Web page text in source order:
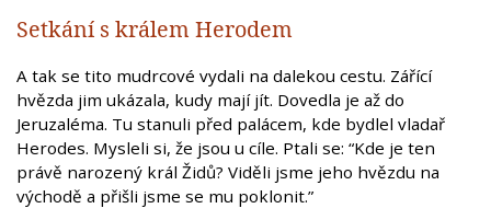
Setkání s králem Herodem
A tak se tito mudrcové vydali na dalekou cestu. Zářící
hvězda jim ukázala, kudy mají jít. Dovedla je až do
Jeruzaléma. Tu stanuli před palácem, kde bydlel vladař
Herodes. Mysleli si, že jsou u cíle. Ptali se: “Kde je ten
právě narozený král Židů? Viděli jsme jeho hvězdu na
východě a přišli jsme se mu poklonit.”